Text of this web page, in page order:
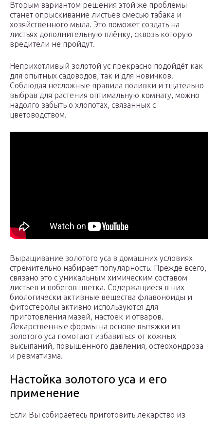
Вторым вариантом решения этой же проблемы
станет опрыскивание листьев смесью табака и
хозяйственного мыла. Это поможет создать на
листьях дополнительную плёнку, сквозь которую
вредители не пройдут.
Неприхотливый золотой ус прекрасно подойдёт как
для опытных садоводов, так и для новичков.
Соблюдая несложные правила поливки и тщательно
выбрав для растения оптимальную комнату, можно
надолго забыть о хлопотах, связанных с
цветоводством.
Выращивание золотого уса в домашних условиях
стремительно набирает популярность. Прежде всего,
связано это с уникальным химическим составом
листьев и побегов цветка. Содержащиеся в них
биологически активные вещества флавоноиды и
фитостеролы активно используются для
приготовления мазей, настоек и отваров.
Лекарственные формы на основе вытяжки из
золотого уса помогают избавиться от кожных
высыпаний, повышенного давления, остеохондроза
и ревматизма.
Настойка золотого уса и его
применение
Если Вы собираетесь приготовить лекарство из